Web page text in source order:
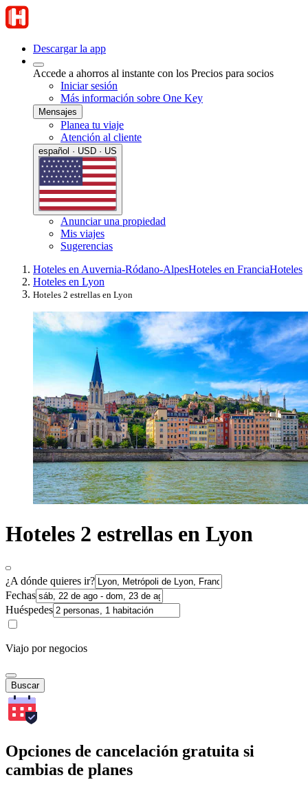
Descargar la app
Accede a ahorros al instante con los Precios para socios
Iniciar sesión
Más información sobre One Key
Mensajes
Planea tu viaje
Atención al cliente
español · USD · US
Anunciar una propiedad
Mis viajes
Sugerencias
Hoteles en Auvernia-Ródano-AlpesHoteles en FranciaHoteles
Hoteles en Lyon
Hoteles 2 estrellas en Lyon
Hoteles 2 estrellas en Lyon
¿A dónde quieres ir?
Fechas
Huéspedes
Viajo por negocios
Buscar
Opciones de cancelación gratuita si
cambias de planes